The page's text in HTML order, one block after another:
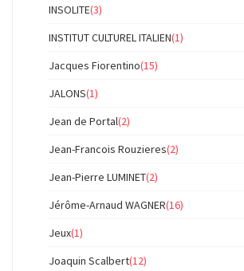
INSOLITE(3)
INSTITUT CULTUREL ITALIEN(1)
Jacques Fiorentino(15)
JALONS(1)
Jean de Portal(2)
Jean-Francois Rouzieres(2)
Jean-Pierre LUMINET(2)
Jérôme-Arnaud WAGNER(16)
Jeux(1)
Joaquin Scalbert(12)